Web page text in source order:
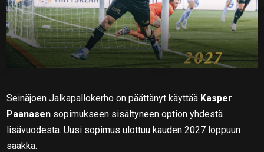
Seinäjoen Jalkapallokerho on päättänyt käyttää Kasper
Paanasen sopimukseen sisältyneen option yhdestä
lisävuodesta. Uusi sopimus ulottuu kauden 2027 loppuun
saakka.